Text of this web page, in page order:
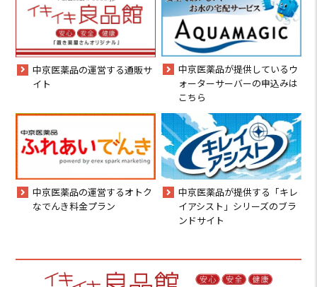
中京医薬品の運営する通販サ
イト
中京医薬品が提供しているウ
ォーターサーバーの申込みは
こちら
中京医薬品の運営するオトク
なでんき料金プラン
中京医薬品が提供する「キレ
イアシスト」シリーズのブラ
ンドサイト